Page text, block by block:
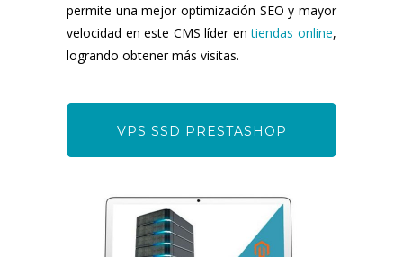
permite una mejor optimización SEO y mayor
velocidad en este CMS líder entiendas online,
logrando obtener más visitas.
VPS SSD PRESTASHOP